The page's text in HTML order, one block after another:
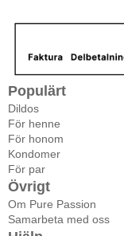
Populärt
Dildos
För henne
För honom
Kondomer
För par
Övrigt
Om Pure Passion
Samarbeta med oss